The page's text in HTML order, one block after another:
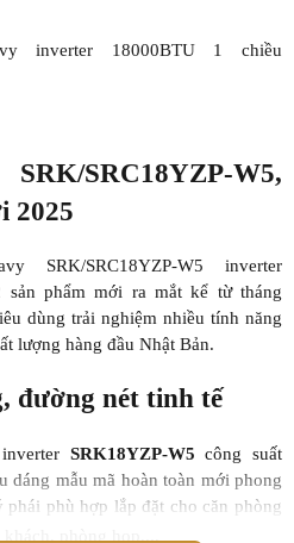
inverter 18000BTU 1 chiều
SRC18YZP-W5,
2025
SRK/SRC18YZP-W5 inverter
sản phẩm mới ra mắt kể từ tháng
dùng trải nghiệm nhiều tính năng
lượng hàng đầu Nhật Bản.
đường nét tinh tế
SRK18YZP-W5 công suất
dáng mẫu mã hoàn toàn mới phong
phù hợp lắp đặt cho căn phòng